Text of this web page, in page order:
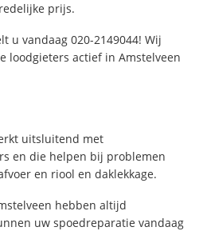
prijs.
u vandaag 020-2149044! Wij
loodgieters actief in Amstelveen
uitsluitend met
en die helpen bij problemen
en riool en daklekkage.
hebben altijd
uw spoedreparatie vandaag